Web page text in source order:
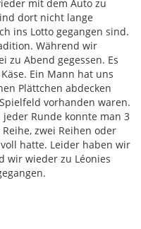
mit dem Auto zu
dort nicht lange
ins Lotto gegangen sind.
Während wir
zu Abend gegessen. Es
Ein Mann hat uns
Plättchen abdecken
vorhanden waren.
Runde konnte man 3
zwei Reihen oder
hatte. Leider haben wir
wir wieder zu Léonies